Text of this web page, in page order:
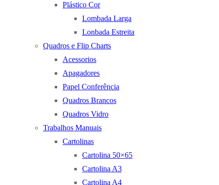
Plástico Cor
Lombada Larga
Lonbada Estreita
Quadros e Flip Charts
Acessorios
Apagadores
Papel Conferência
Quadros Brancos
Quadros Vidro
Trabalhos Manuais
Cartolinas
Cartolina 50×65
Cartolina A3
Cartolina A4